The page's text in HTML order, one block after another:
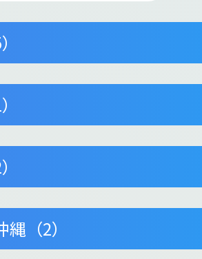
（2）